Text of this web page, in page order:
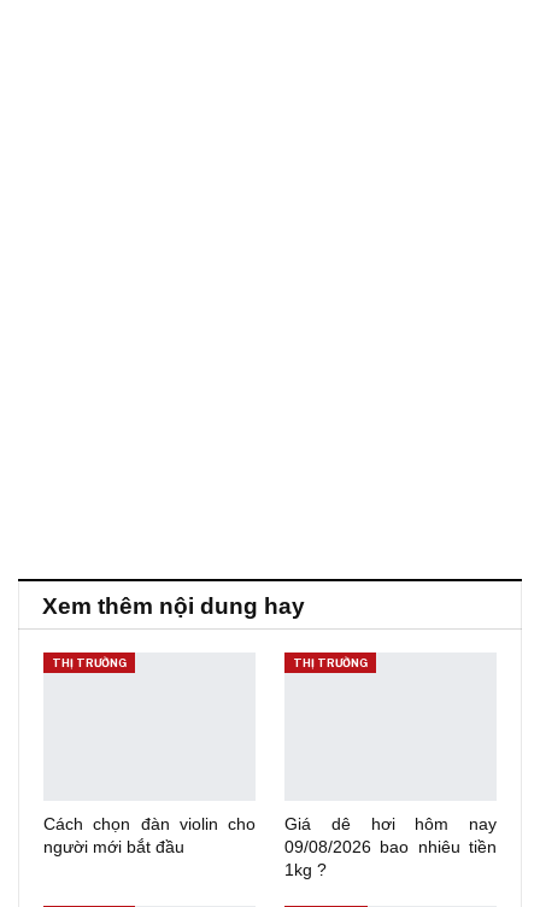
Xem thêm nội dung hay
THỊ TRƯỜNG
Cách chọn đàn violin cho
người mới bắt đầu
THỊ TRƯỜNG
Giá dê hơi hôm nay
09/08/2026 bao nhiêu tiền
1kg ?